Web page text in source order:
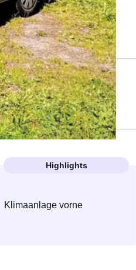
Highlights
Klimaanlage vorne